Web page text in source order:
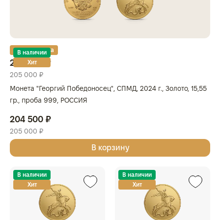
Золотая карта
В наличии
Хит
204 500 ₽
205 000 ₽
Монета "Георгий Победоносец", СПМД, 2024 г., Золото, 15,55
гр., проба 999, РОССИЯ
204 500 ₽
205 000 ₽
В корзину
В наличии
Хит
В наличии
Хит